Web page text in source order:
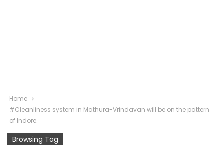
Home
#Cleanliness system in Mathura-Vrindavan will be on the pattern
of Indore.
Browsing Tag